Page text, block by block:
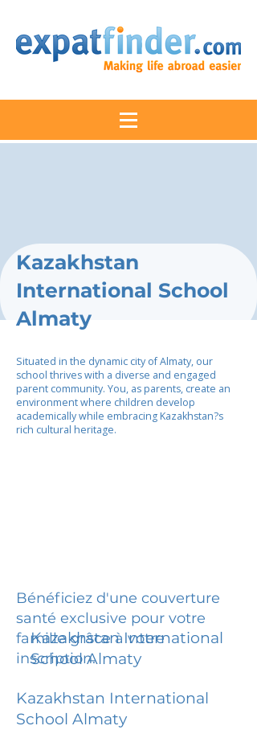
Kazakhstan
International School
Almaty
Situated in the dynamic city of Almaty, our
school thrives with a diverse and engaged
parent community. You, as parents, create an
environment where children develop
academically while embracing Kazakhstan?s
rich cultural heritage.
Bénéficiez d'une couverture
santé exclusive pour votre
famille grâce à votre
inscription.
Kazakhstan International
School Almaty
Kazakhstan International
School Almaty